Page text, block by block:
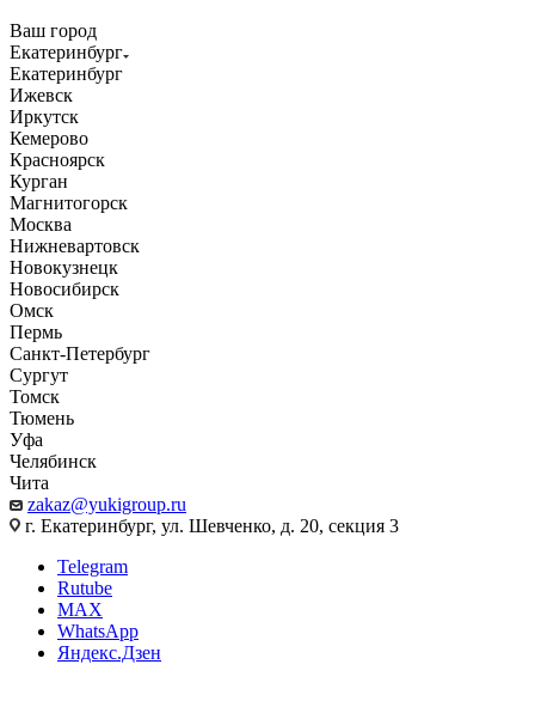
Ваш город
Екатеринбург
Екатеринбург
Ижевск
Иркутск
Кемерово
Красноярск
Курган
Магнитогорск
Москва
Нижневартовск
Новокузнецк
Новосибирск
Омск
Пермь
Санкт-Петербург
Сургут
Томск
Тюмень
Уфа
Челябинск
Чита
zakaz@yukigroup.ru
г. Екатеринбург, ул. Шевченко, д. 20, секция 3
Telegram
Rutube
MAX
WhatsApp
Яндекс.Дзен